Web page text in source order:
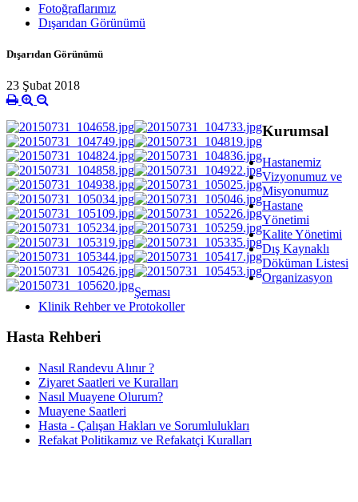
Fotoğraflarımız
Dışarıdan Görünümü
Dışarıdan Görünümü
23 Şubat 2018
Kurumsal
Hastanemiz
Vizyonumuz ve
Misyonumuz
Hastane
Yönetimi
Kalite Yönetimi
Dış Kaynaklı
Döküman Listesi
Organizasyon
Şeması
Klinik Rehber ve Protokoller
Hasta Rehberi
Nasıl Randevu Alınır ?
Ziyaret Saatleri ve Kuralları
Nasıl Muayene Olurum?
Muayene Saatleri
Hasta - Çalışan Hakları ve Sorumlulukları
Refakat Politikamız ve Refakatçi Kuralları